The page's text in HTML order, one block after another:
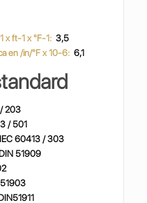
x ft-1 x °F-1:3,5
en /in/°F x 10-6: 6,1
203
/ 501
60413 / 303
DIN 51909